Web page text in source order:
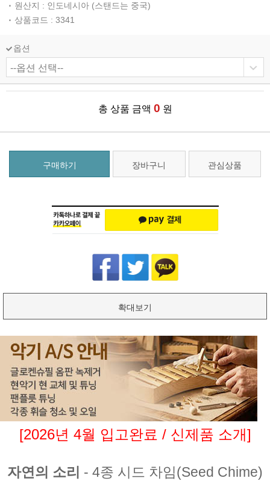
원산지 : 인도네시아 (스탠드는 중국)
상품코드 : 3341
옵션
총 상품 금액 0 원
구매하기 장바구니 관심상품
확대보기
[2026년 4월 입고완료 / 신제품 소개]
자연의 소리 - 4종 시드 차임(Seed Chime)